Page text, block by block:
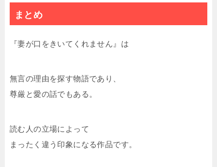
まとめ
『妻が口をきいてくれません』は
無言の理由を探す物語であり、
尊厳と愛の話でもある。
読む人の立場によって
まったく違う印象になる作品です。